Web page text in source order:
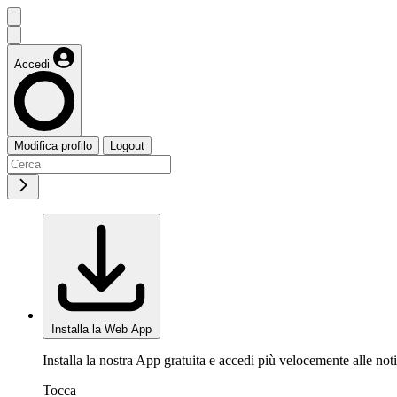
Accedi
Modifica profilo Logout
Installa la Web App
Installa la nostra App gratuita e accedi più velocemente alle
Tocca